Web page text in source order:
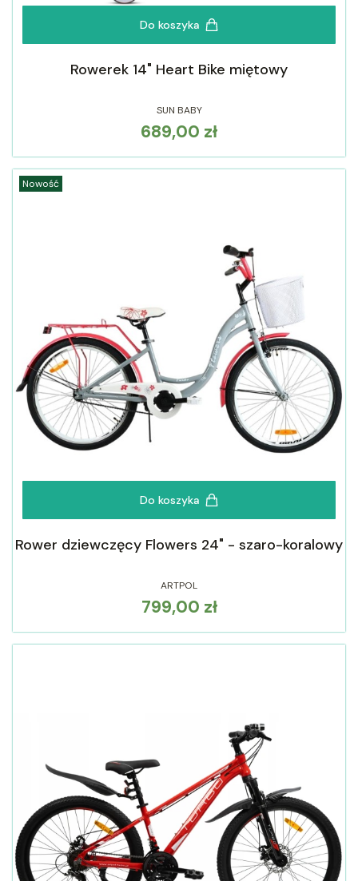
Do koszyka
Rowerek 14" Heart Bike miętowy
SUN BABY
Cena
689,00 zł
Nowość
Do koszyka
Rower dziewczęcy Flowers 24" - szaro-koralowy
ARTPOL
Cena
799,00 zł